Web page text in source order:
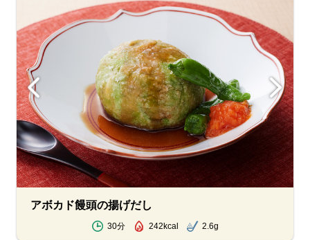
アボカド饅頭の揚げだし
30分 242kcal 2.6g